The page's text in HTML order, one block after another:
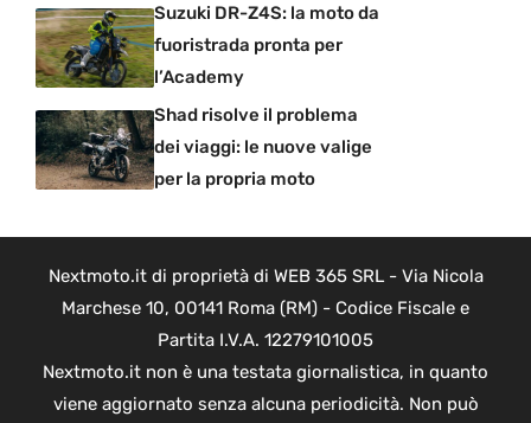
Suzuki DR-Z4S: la moto da
fuoristrada pronta per
l’Academy
Shad risolve il problema
dei viaggi: le nuove valige
per la propria moto
Nextmoto.it di proprietà di WEB 365 SRL - Via Nicola
Marchese 10, 00141 Roma (RM) - Codice Fiscale e
Partita I.V.A. 12279101005
Nextmoto.it non è una testata giornalistica, in quanto
viene aggiornato senza alcuna periodicità. Non può